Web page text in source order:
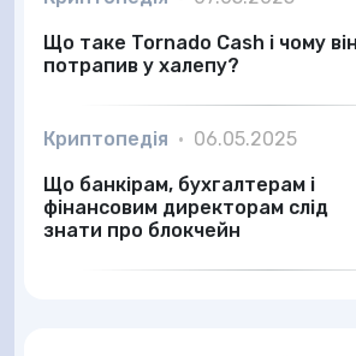
Що таке Tornado Cash і чому він
потрапив у халепу?
Криптопедія • 06.05.2025
Що банкірам, бухгалтерам і
фінансовим директорам слід
знати про блокчейн